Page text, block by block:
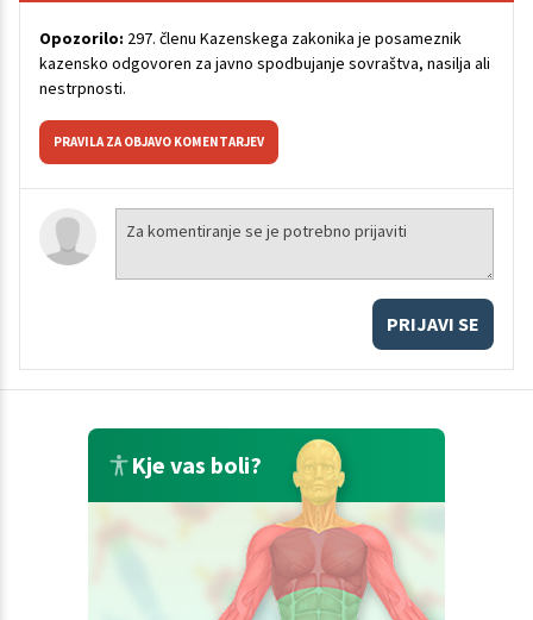
Opozorilo: 297. členu Kazenskega zakonika je posameznik
kazensko odgovoren za javno spodbujanje sovraštva, nasilja ali
nestrpnosti.
PRAVILA ZA OBJAVO KOMENTARJEV
PRIJAVI SE
Kje vas boli?